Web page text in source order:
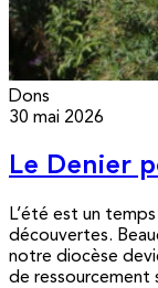
Dons
30 mai 2026
Le Denier
L’été est un
découvertes.
notre diocèse
de ressourcement